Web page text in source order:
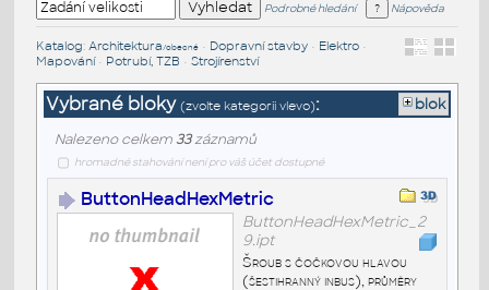
Podrobné hledání Nápověda
Katalog: Architektura/obecné• Dopravní stavby• Elektro•
Mapování• Potrubí, TZB • Strojírenství
Vybrané bloky (zvolte kategorii vlevo): blok
Nalezeno celkem 33záznamů
hromadné stahování není pro váš účet dostupné
ButtonHeadHexMetric
ButtonHeadHexMetric_2
9.ipt
Šroub s čočkovou hlavou
(šestihranný inbus), průměry